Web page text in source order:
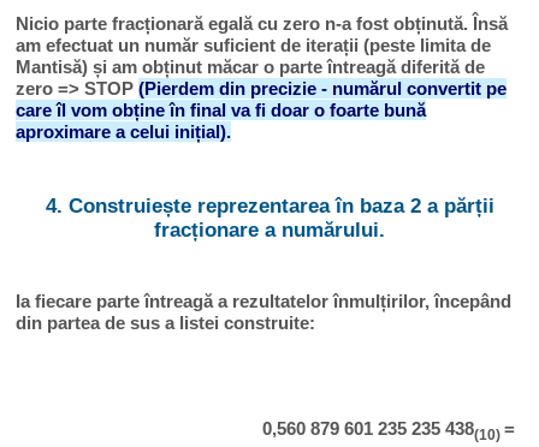
Nicio parte fracționară egală cu zero n-a fost obținută. Însă
am efectuat un număr suficient de iterații (peste limita de
Mantisă) și am obținut măcar o parte întreagă diferită de
zero => STOP(Pierdem din precizie - numărul convertit pe
care îl vom obține în final va fi doar o foarte bună
aproximare a celui inițial).
4. Construiește reprezentarea în baza 2 a părții
fracționare a numărului.
Ia fiecare parte întreagă a rezultatelor înmulțirilor, începând
din partea de sus a listei construite:
0,560 879 601 235 235 438(10) =